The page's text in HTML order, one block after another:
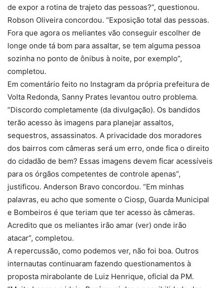
de expor a rotina de trajeto das pessoas?”, questionou.
Robson Oliveira concordou. “Exposição total das pessoas.
Fora que agora os meliantes vão conseguir escolher de
longe onde tá bom para assaltar, se tem alguma pessoa
sozinha no ponto de ônibus à noite, por exemplo”,
completou.
Em comentário feito no Instagram da própria prefeitura de
Volta Redonda, Sanny Prates levantou outro problema.
“Discordo completamente (da divulgação). Os bandidos
terão acesso às imagens para planejar assaltos,
sequestros, assassinatos. A privacidade dos moradores
dos bairros com câmeras será um erro, onde fica o direito
do cidadão de bem? Essas imagens devem ficar acessíveis
para os órgãos competentes de controle apenas”,
justificou. Anderson Bravo concordou. “Em minhas
palavras, eu acho que somente o Ciosp, Guarda Municipal
e Bombeiros é que teriam que ter acesso às câmeras.
Acredito que os meliantes irão amar (ver) onde irão
atacar”, completou.
A repercussão, como podemos ver, não foi boa. Outros
internautas continuaram fazendo questionamentos à
proposta mirabolante de Luiz Henrique, oficial da PM.